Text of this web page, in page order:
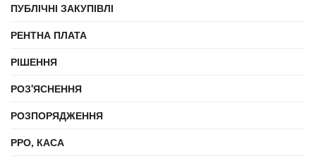
ПУБЛІЧНІ ЗАКУПІВЛІ
РЕНТНА ПЛАТА
РІШЕННЯ
РОЗ'ЯСНЕННЯ
РОЗПОРЯДЖЕННЯ
РРО, КАСА